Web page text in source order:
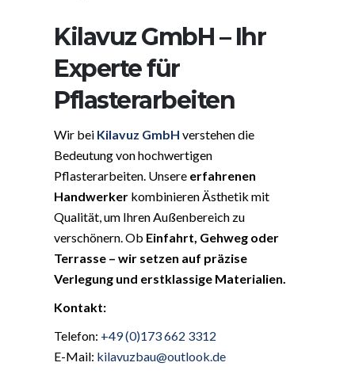
Kilavuz GmbH – Ihr
Experte für
Pflasterarbeiten
Wir bei Kilavuz GmbH verstehen die
Bedeutung von hochwertigen
Pflasterarbeiten. Unsere erfahrenen
Handwerker kombinieren Ästhetik mit
Qualität, um Ihren Außenbereich zu
verschönern. Ob Einfahrt, Gehweg oder
Terrasse – wir setzen auf präzise
Verlegung und erstklassige Materialien.
Kontakt:
Telefon: +49 (0)173 662 3312
E-Mail: kilavuzbau@outlook.de